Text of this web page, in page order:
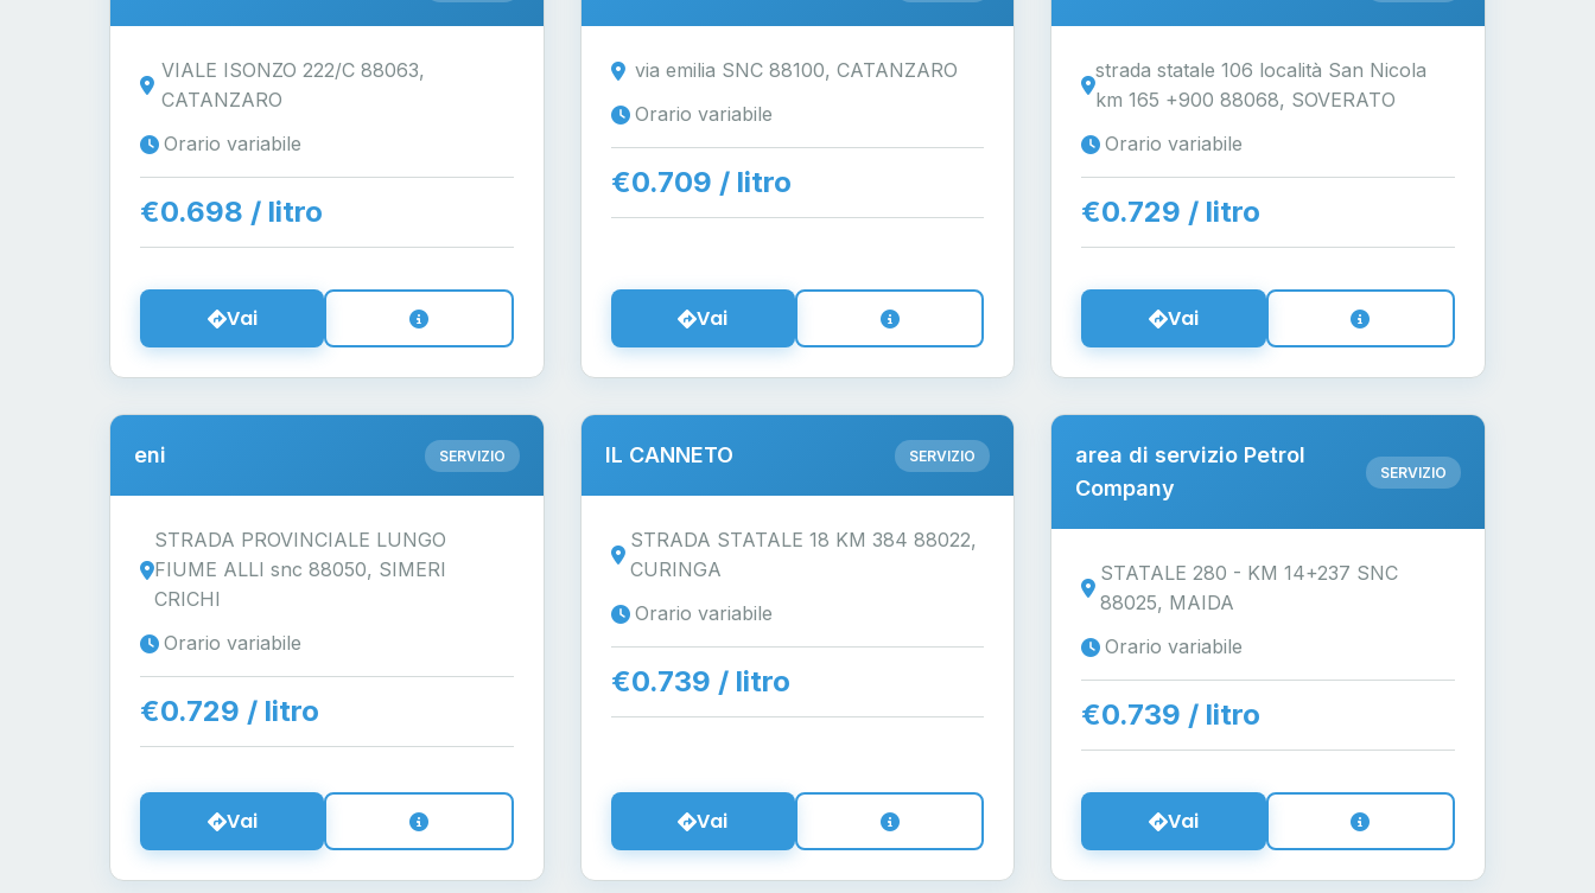
VIALE ISONZO 222/C 88063,
CATANZARO
Orario variabile
€0.698 / litro
Vai
via emilia SNC 88100, CATANZARO
Orario variabile
€0.709 / litro
Vai
strada statale 106 località San Nicola
km 165 +900 88068, SOVERATO
Orario variabile
€0.729 / litro
Vai
eni SERVIZIO
STRADA PROVINCIALE LUNGO
FIUME ALLI snc 88050, SIMERI
CRICHI
Orario variabile
€0.729 / litro
Vai
IL CANNETO SERVIZIO
STRADA STATALE 18 KM 384 88022,
CURINGA
Orario variabile
€0.739 / litro
Vai
area di servizio Petrol
Company
SERVIZIO
STATALE 280 - KM 14+237 SNC
88025, MAIDA
Orario variabile
€0.739 / litro
Vai